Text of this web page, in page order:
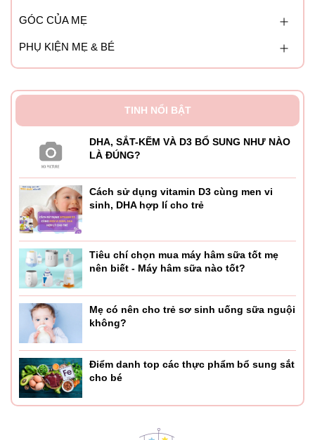
GÓC CỦA MẸ
PHỤ KIỆN MẸ & BÉ
TINH NỔI BẬT
DHA, SẮT-KẼM VÀ D3 BỔ SUNG NHƯ NÀO
LÀ ĐÚNG?
Cách sử dụng vitamin D3 cùng men vi
sinh, DHA hợp lí cho trẻ
Tiêu chí chọn mua máy hâm sữa tốt mẹ
nên biết - Máy hâm sữa nào tốt?
Mẹ có nên cho trẻ sơ sinh uống sữa nguội
không?
Điểm danh top các thực phẩm bổ sung sắt
cho bé